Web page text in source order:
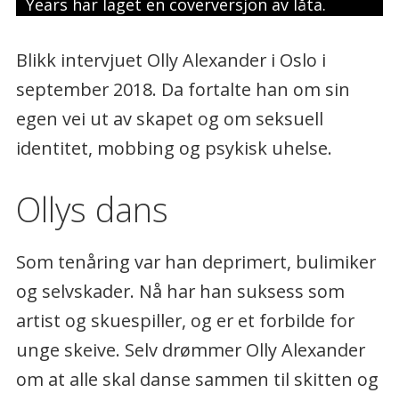
Blikk intervjuet Olly Alexander i Oslo i
september 2018. Da fortalte han om sin
egen vei ut av skapet og om seksuell
identitet, mobbing og psykisk uhelse.
Ollys dans
Som tenåring var han deprimert, bulimiker
og selvskader. Nå har han suksess som
artist og skuespiller, og er et forbilde for
unge skeive. Selv drømmer Olly Alexander
om at alle skal danse sammen til skitten og